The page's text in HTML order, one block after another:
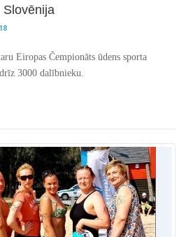
Slovēnija
Eiropas Čempionāts ūdens sporta
3000 dalībnieku.